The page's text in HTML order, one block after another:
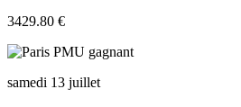
3429.80 €
samedi 13 juillet